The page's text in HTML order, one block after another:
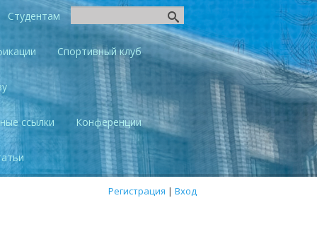
Студентам
Спортивный клуб
ссылки Конференции
Регистрация | Вход